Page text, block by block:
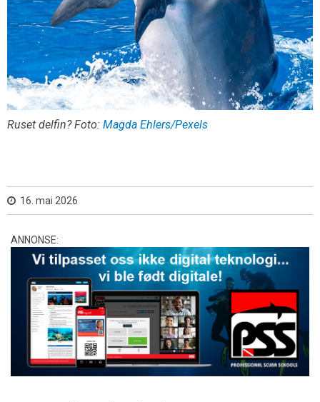
Ruset delfin? Foto: Magda Ehlers/Pexels
16. mai 2026
ANNONSE: